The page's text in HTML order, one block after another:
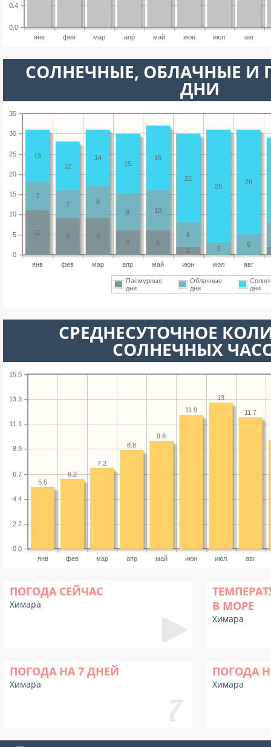
янв фев мар апр май июн июл авг
0.0
0.4
CОЛНЕЧНЫЕ, ОБЛАЧНЫЕ И
ДНИ
янв фев мар апр май июн июл авг
0
5
10
15
20
25
30
35
2
6
6
9
9
11
5
3
6
10
9
8
7
7
26
28
22
16
15
14
12
13
Пасмурные
дни
Облачные
дни
дни
СРЕДНЕСУТОЧНОЕ
СОЛНЕЧНЫХ
янв фев мар апр май июн июл авг
0.0
2.2
4.4
6.7
8.9
11.1
13.3
15.5
11.7
13
11.9
9.6
8.8
7.2
6.2
5.5
ПОГОДА СЕЙЧАС
Химара
В МОРЕ
Химара
ПОГОДА НА 7 ДНЕЙ
Химара
ПОГОДА
Химара